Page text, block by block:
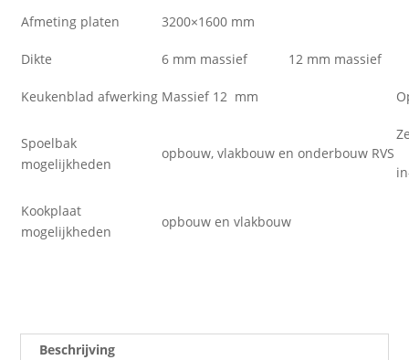
Afmeting platen 3200×1600 mm
Dikte 6 mm massief 12 mm massief
Keukenblad afwerking Massief 12 mm
Spoelbak
mogelijkheden
opbouw, vlakbouw en onderbouw RVS
Kookplaat
mogelijkheden
opbouw en vlakbouw
Beschrijving